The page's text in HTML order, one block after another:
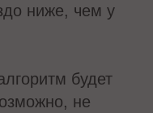
ниже, чем у
будет
не